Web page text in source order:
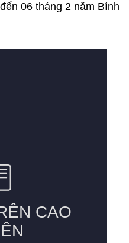
06 tháng 2 năm Bính